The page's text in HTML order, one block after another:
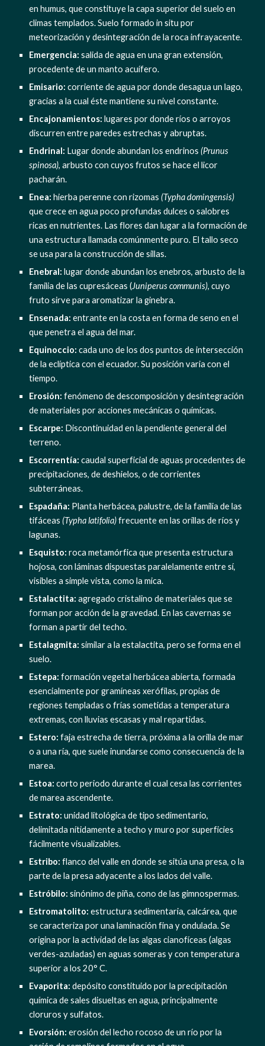
en humus, que constituye la capa superior del suelo en
climas templados. Suelo formado in situ por
meteorización y desintegración de la roca infrayacente.
Emergencia: salida de agua en una gran extensión,
procedente de un manto acuífero.
Emisario: corriente de agua por donde desagua un lago,
gracias a la cual éste mantiene su nivel constante.
Encajonamientos: lugares por donde ríos o arroyos
discurren entre paredes estrechas y abruptas.
Endrinal: Lugar donde abundan los endrinos (Prunus
spinosa), arbusto con cuyos frutos se hace el licor
pacharán.
Enea: hierba perenne con rizomas (Typha domingensis)
que crece en agua poco profundas dulces o salobres
ricas en nutrientes. Las flores dan lugar a la formación de
una estructura llamada comúnmente puro. El tallo seco
se usa para la construcción de sillas.
Enebral: lugar donde abundan los enebros, arbusto de la
familia de las cupresáceas (Juniperus communis), cuyo
fruto sirve para aromatizar la ginebra.
Ensenada: entrante en la costa en forma de seno en el
que penetra el agua del mar.
Equinoccio: cada uno de los dos puntos de intersección
de la eclíptica con el ecuador. Su posición varia con el
tiempo.
Erosión: fenómeno de descomposición y desintegración
de materiales por acciones mecánicas o químicas.
Escarpe: Discontinuidad en la pendiente general del
terreno.
Escorrentía: caudal superficial de aguas procedentes de
precipitaciones, de deshielos, o de corrientes
subterráneas.
Espadaña: Planta herbácea, palustre, de la familia de las
tifáceas (Typha latifolia) frecuente en las orillas de ríos y
lagunas.
Esquisto: roca metamórfica que presenta estructura
hojosa, con láminas dispuestas paralelamente entre sí,
visibles a simple vista, como la mica.
Estalactita: agregado cristalino de materiales que se
forman por acción de la gravedad. En las cavernas se
forman a partir del techo.
Estalagmita: similar a la estalactita, pero se forma en el
suelo.
Estepa: formación vegetal herbácea abierta, formada
esencialmente por gramíneas xerófilas, propias de
regiones templadas o frías sometidas a temperatura
extremas, con lluvias escasas y mal repartidas.
Estero: faja estrecha de tierra, próxima a la orilla de mar
o a una ría, que suele inundarse como consecuencia de la
marea.
Estoa: corto periodo durante el cual cesa las corrientes
de marea ascendente.
Estrato: unidad litológica de tipo sedimentario,
delimitada nítidamente a techo y muro por superficies
fácilmente visualizables.
Estribo: flanco del valle en donde se sitúa una presa, o la
parte de la presa adyacente a los lados del valle.
Estróbilo: sinónimo de piña, cono de las gimnospermas.
Estromatolito: estructura sedimentaria, calcárea, que
se caracteriza por una laminación fina y ondulada. Se
origina por la actividad de las algas cianofíceas (algas
verdes-azuladas) en aguas someras y con temperatura
superior a los 20° C.
Evaporita: depósito constituido por la precipitación
química de sales disueltas en agua, principalmente
cloruros y sulfatos.
Evorsión: erosión del lecho rocoso de un río por la